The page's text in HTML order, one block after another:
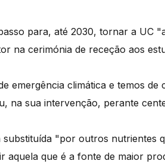
para, até 2030, tornar a UC
na cerimónia de receção aos
emergência climática e temos
na sua intervenção, perante
"por outros nutrientes
aquela que é a fonte de maior